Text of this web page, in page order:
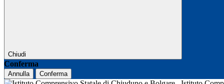
Chiudi
Conferma
Annulla Conferma